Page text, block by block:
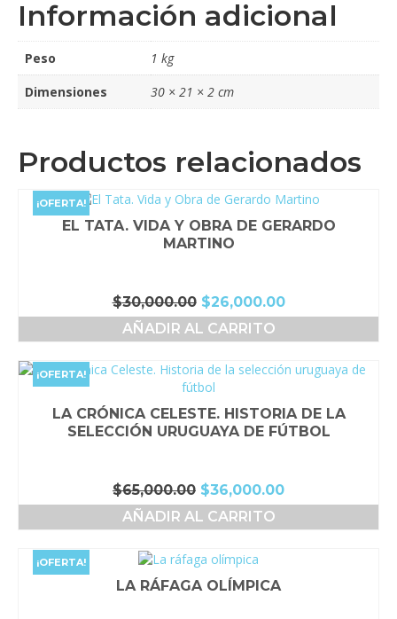
IV
cantidad
Información adicional
Peso
1 kg
Dimensiones
30 × 21 × 2 cm
Productos relacionados
¡OFERTA!
EL TATA. VIDA Y OBRA DE GERARDO
MARTINO
$30,000.00 El
precio
original
$30,000.00.
$26,000.00El
precio
$26,000.00.
AÑADIR AL CARRITO
¡OFERTA!
LA CRÓNICA CELESTE. HISTORIA DE LA
SELECCIÓN URUGUAYA DE FÚTBOL
$65,000.00 El
precio
original
$65,000.00.
$36,000.00El
precio
AÑADIR AL CARRITO
¡OFERTA!
LA RÁFAGA OLÍMPICA